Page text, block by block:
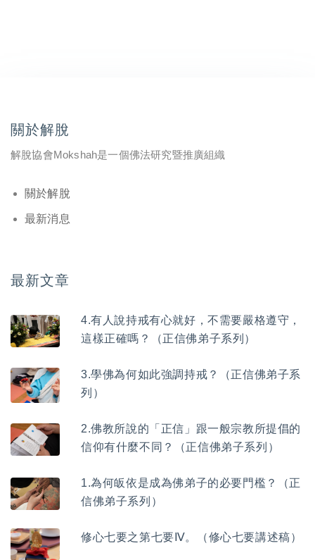
關於解脫
解脫協會Mokshah是一個佛法研究暨推廣組織
關於解脫
最新消息
最新文章
4.有人說持戒有心就好，不需要嚴格遵守，
這樣正確嗎？（正信佛弟子系列）
3.學佛為何如此強調持戒？（正信佛弟子系
列）
2.佛教所說的「正信」跟一般宗教所提倡的
信仰有什麼不同？（正信佛弟子系列）
1.為何皈依是成為佛弟子的必要門檻？（正
信佛弟子系列）
修心七要之第七要Ⅳ。（修心七要講述稿）